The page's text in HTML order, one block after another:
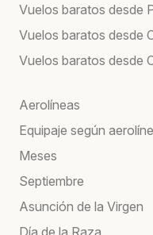
Vuelos baratos desde
Vuelos baratos desde
Vuelos baratos desde
Aerolíneas
Equipaje según
Meses
Septiembre
Asunción de la Virgen
Día de la Raza